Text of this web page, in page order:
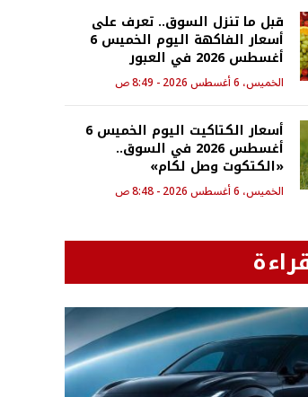
قبل ما تنزل السوق.. تعرف على
أسعار الفاكهة اليوم الخميس 6
أغسطس 2026 في العبور
الخميس، 6 أغسطس 2026 - 8:49 ص
أسعار الكتاكيت اليوم الخميس 6
أغسطس 2026 في السوق..
«الكتكوت وصل لكام»
الخميس، 6 أغسطس 2026 - 8:48 ص